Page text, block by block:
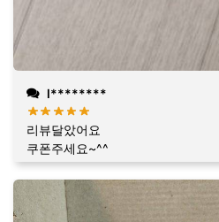
l********
리뷰달았어요
쿠폰주세요~^^